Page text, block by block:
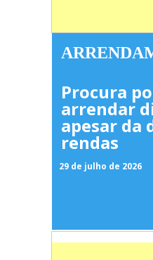
Procura
arrendar
apesar da
rendas
29 de julho de 2026